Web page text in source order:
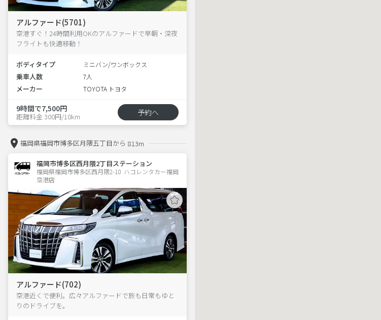
アルファード(5701)
空港すぐ！24時間利用OKのアルファードで早朝・深夜
フライトも快適移動！
ボディタイプ ミニバン/ワンボックス
乗車人数 7人
メーカー TOYOTA トヨタ
9時間で7,500円
距離料金 300円/10km 予約へ
福岡県福岡市博多区月隈五丁目から 813m
福岡市博多区西月隈2丁目ステーション
福岡県福岡市博多区西月隈2-10  ハコレンタカー福岡
空港店
アルファード(702)
空港近くで便利。広々アルファードで旅も日常もゆと
りのドライブを。